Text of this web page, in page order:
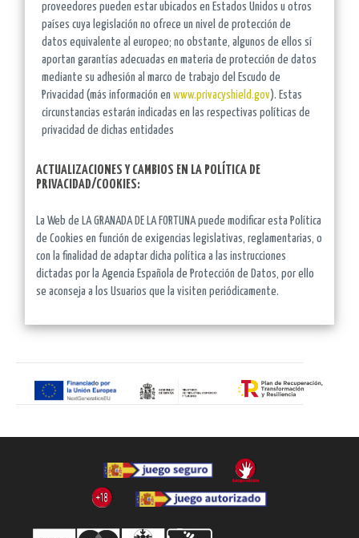
proveedores pueden estar ubicados en Estados Unidos u otros
países cuya legislación no ofrece un nivel de protección de
datos equivalente al europeo; no obstante, algunos de ellos sí
aportan garantías adecuadas en materia de protección de datos
mediante su adhesión al marco de trabajo del Escudo de
Privacidad (más información enwww.privacyshield.gov). Estas
circunstancias estarán indicadas en las respectivas políticas de
privacidad de dichas entidades
ACTUALIZACIONES Y CAMBIOS EN LA POLÍTICA DE
PRIVACIDAD/COOKIES:
La Web de LA GRANADA DE LA FORTUNA puede modificar esta Política
de Cookies en función de exigencias legislativas, reglamentarias, o
con la finalidad de adaptar dicha política a las instrucciones
dictadas por la Agencia Española de Protección de Datos, por ello
se aconseja a los Usuarios que la visiten periódicamente.